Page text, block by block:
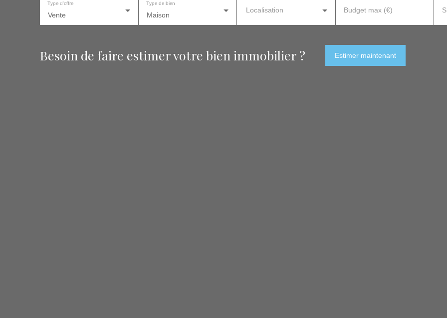
Vente
Type d'offre
Maison
Type de bien
Localisation Budget max (€)
Besoin de faire estimer votre bien immobilier ? Estimer maintenant